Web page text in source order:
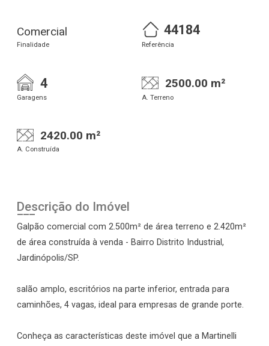
Comercial
Finalidade
44184
Referência
4
Garagens
2500.00 m²
A. Terreno
2420.00 m²
A. Construída
Descrição do Imóvel
Galpão comercial com 2.500m² de área terreno e 2.420m²
de área construída à venda - Bairro Distrito Industrial,
Jardinópolis/SP.
salão amplo, escritórios na parte inferior, entrada para
caminhões, 4 vagas, ideal para empresas de grande porte.
Conheça as características deste imóvel que a Martinelli